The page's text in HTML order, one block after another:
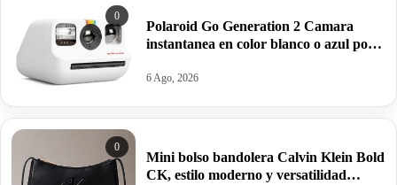
0
Polaroid Go Generation 2 Camara
instantanea en color blanco o azul por
6 Ago, 2026
0
Mini bolso bandolera Calvin Klein Bold
CK, estilo moderno y versatilidad